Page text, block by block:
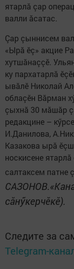
ятарлă çар
валли ăсатас.
Çар çыннисем
«Ырă ӗç» акцие
хутшăнаççӗ.
ку пархатарлă
ывăлӗ Николай
облаçӗн Вăрман
çыхнă 30 мăшăр
редакцине –
И.Данилова,
Казакова ырă
носкисене
салтаксем патне
сăнӳкерчӗкӗ).
Следите за
Telegram-